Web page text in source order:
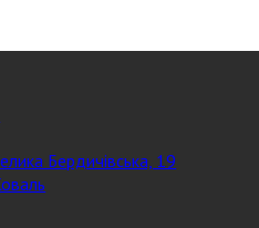
Бердичівська, 19